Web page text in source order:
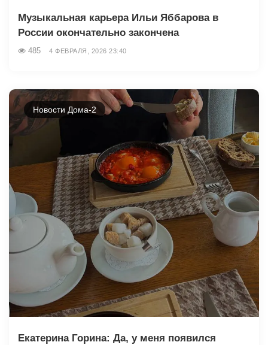
Музыкальная карьера Ильи Яббарова в
России окончательно закончена
485 4 ФЕВРАЛЯ, 2026 23:40
Новости Дома-2
Екатерина Горина: Да, у меня появился